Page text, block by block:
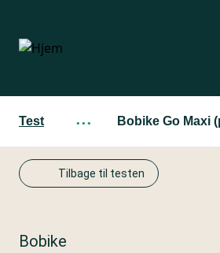
hovedindhold
Test ··· Bobike Go Maxi
Tilbage til testen
Bobike